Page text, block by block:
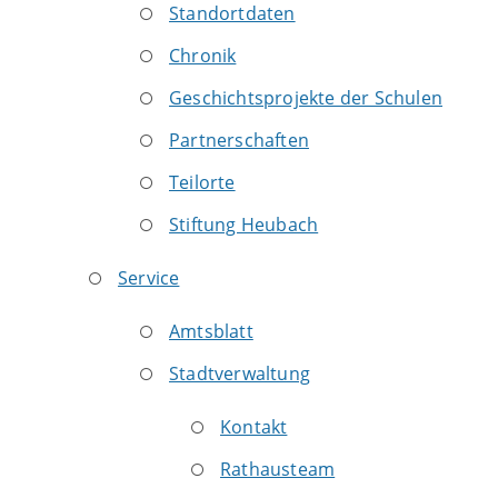
Standortdaten
Chronik
Geschichtsprojekte der Schulen
Partnerschaften
Teilorte
Stiftung Heubach
Service
Amtsblatt
Stadtverwaltung
Kontakt
Rathausteam